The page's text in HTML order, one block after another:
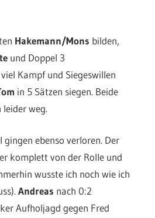
Hakemann/Mons bilden,
und Doppel 3
Kampf und Siegeswillen
in 5 Sätzen siegen. Beide
leider weg.
gingen ebenso verloren. Der
komplett von der Rolle und
wusste ich noch wie ich
Andreas nach 0:2
Aufholjagd gegen Fred